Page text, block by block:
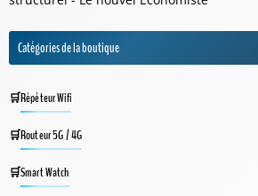
Catégories de la boutique
Répéteur Wifi
Routeur 5G / 4G
Smart Watch